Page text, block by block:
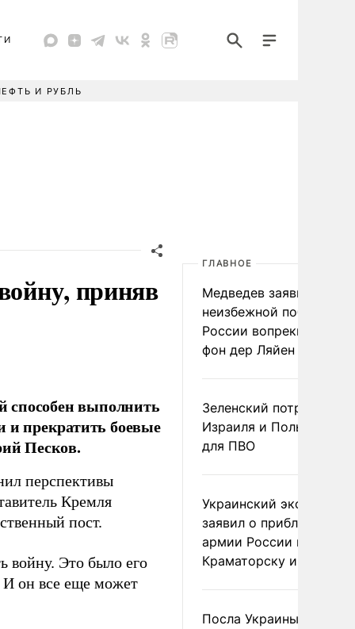
И РУБЛЬ
приняв
способен выполнить
и прекратить боевые
Песков.
перспективы
Кремля
пост.
войну. Это было его
И он все еще может
ГЛАВНОЕ
Медведев заявил о
неизбежной победе
России вопреки словам
фон дер Ляйен
Зеленский потребовал
Израиля и Польши
для ПВО
Украинский эксперт
заявил о приближении
армии России к
Краматорску и
Посла Украины